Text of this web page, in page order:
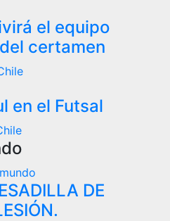
el equipo
certamen
en el Futsal
DE